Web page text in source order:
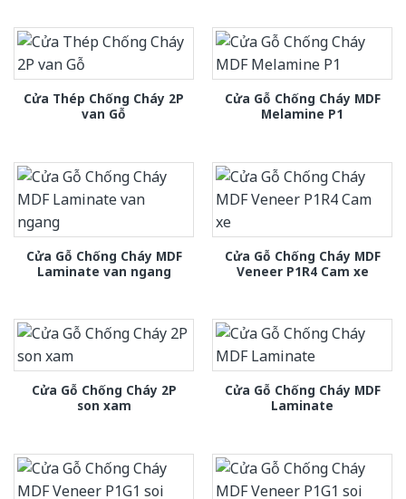
Cửa Thép Chống Cháy 2P
van Gỗ
Cửa Gỗ Chống Cháy MDF
Melamine P1
Cửa Gỗ Chống Cháy MDF
Laminate van ngang
Cửa Gỗ Chống Cháy MDF
Veneer P1R4 Cam xe
Cửa Gỗ Chống Cháy 2P
son xam
Cửa Gỗ Chống Cháy MDF
Laminate